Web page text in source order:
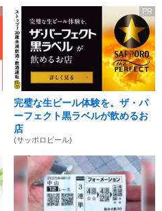
PR
完璧な生ビール体験を。ザ・パ
ーフェクト黒ラベルが飲めるお
店
(サッポロビール)